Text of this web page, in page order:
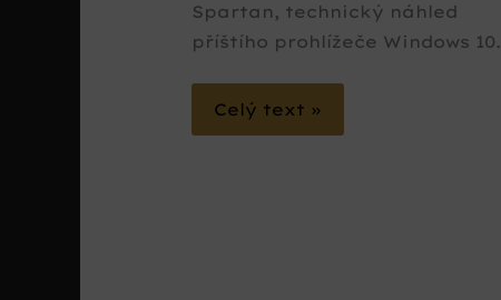
Spartan, technický náhled
příštího prohlížeče Windows 10.
Celý text »